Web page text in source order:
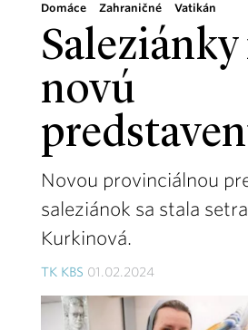
Domáce Zahraničné Vatikán
novú
Novou provinciálnou
saleziánok sa stala
Kurkinová.
TK KBS 01.02.2024